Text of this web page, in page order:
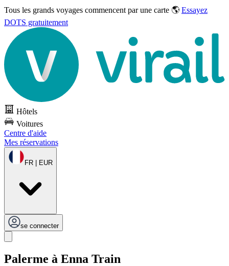
Tous les grands voyages commencent par une carte 🌎 Essayez
DOTS gratuitement
Hôtels
Voitures
Centre d'aide
Mes réservations
FR | EUR
se connecter
Palerme à Enna Train